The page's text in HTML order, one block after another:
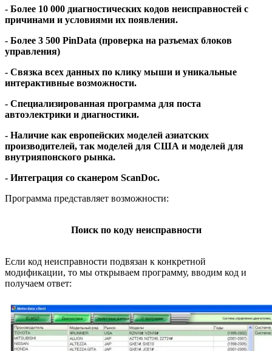
- Более 10 000 диагностических кодов неисправностей с
причинами и условиями их появления.
- Более 3 500 PinData (проверка на разъемах блоков
управления)
- Связка всех данных по клику мыши и уникальные
интерактивные возможности.
- Специализированная программа для поста
автоэлектрики и диагностики.
- Наличие как европейских моделей азиатских
производителей, так моделей для США и моделей для
внутрияпонского рынка.
- Интеграция со сканером ScanDoc.
Программа представляет возможности:
Поиск по коду неисправности
Если код неисправности подвязан к конкретной
модификации, то мы открываем программу, вводим код и
получаем ответ: